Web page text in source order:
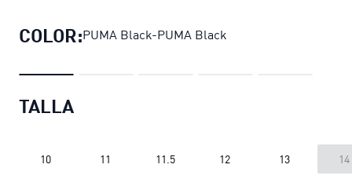
COLOR:PUMA Black-PUMA Black
TALLA
10 11 11.5 12 13 14